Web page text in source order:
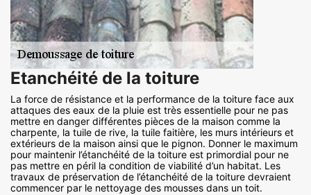
Etanchéité de la toiture
La force de résistance et la performance de la toiture face aux
attaques des eaux de la pluie est très essentielle pour ne pas
mettre en danger différentes pièces de la maison comme la
charpente, la tuile de rive, la tuile faitière, les murs intérieurs et
extérieurs de la maison ainsi que le pignon. Donner le maximum
pour maintenir l’étanchéité de la toiture est primordial pour ne
pas mettre en péril la condition de viabilité d’un habitat. Les
travaux de préservation de l’étanchéité de la toiture devraient
commencer par le nettoyage des mousses dans un toit.